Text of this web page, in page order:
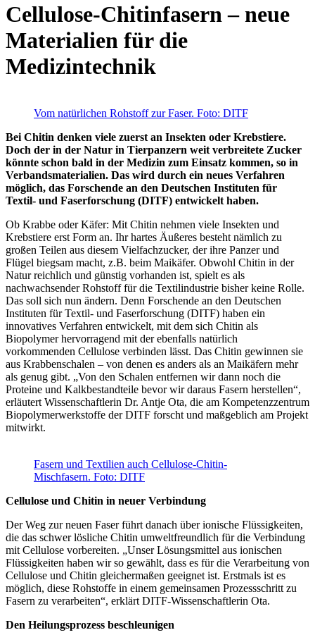
Cellulose-Chitinfasern – neue
Materialien für die
Medizintechnik
Vom natürlichen Rohstoff zur Faser. Foto: DITF
Bei Chitin denken viele zuerst an Insekten oder Krebstiere.
Doch der in der Natur in Tierpanzern weit verbreitete Zucker
könnte schon bald in der Medizin zum Einsatz kommen, so in
Verbandsmaterialien. Das wird durch ein neues Verfahren
möglich, das Forschende an den Deutschen Instituten für
Textil- und Faserforschung (DITF) entwickelt haben.
Ob Krabbe oder Käfer: Mit Chitin nehmen viele Insekten und
Krebstiere erst Form an. Ihr hartes Äußeres besteht nämlich zu
großen Teilen aus diesem Vielfachzucker, der ihre Panzer und
Flügel biegsam macht, z.B. beim Maikäfer. Obwohl Chitin in der
Natur reichlich und günstig vorhanden ist, spielt es als
nachwachsender Rohstoff für die Textilindustrie bisher keine Rolle.
Das soll sich nun ändern. Denn Forschende an den Deutschen
Instituten für Textil- und Faserforschung (DITF) haben ein
innovatives Verfahren entwickelt, mit dem sich Chitin als
Biopolymer hervorragend mit der ebenfalls natürlich
vorkommenden Cellulose verbinden lässt. Das Chitin gewinnen sie
aus Krabbenschalen – von denen es anders als an Maikäfern mehr
als genug gibt. „Von den Schalen entfernen wir dann noch die
Proteine und Kalkbestandteile bevor wir daraus Fasern herstellen“,
erläutert Wissenschaftlerin Dr. Antje Ota, die am Kompetenzzentrum
Biopolymerwerkstoffe der DITF forscht und maßgeblich am Projekt
mitwirkt.
Fasern und Textilien auch Cellulose-Chitin-
Mischfasern. Foto: DITF
Cellulose und Chitin in neuer Verbindung
Der Weg zur neuen Faser führt danach über ionische Flüssigkeiten,
die das schwer lösliche Chitin umweltfreundlich für die Verbindung
mit Cellulose vorbereiten. „Unser Lösungsmittel aus ionischen
Flüssigkeiten haben wir so gewählt, dass es für die Verarbeitung von
Cellulose und Chitin gleichermaßen geeignet ist. Erstmals ist es
möglich, diese Rohstoffe in einem gemeinsamen Prozessschritt zu
Fasern zu verarbeiten“, erklärt DITF-Wissenschaftlerin Ota.
Den Heilungsprozess beschleunigen